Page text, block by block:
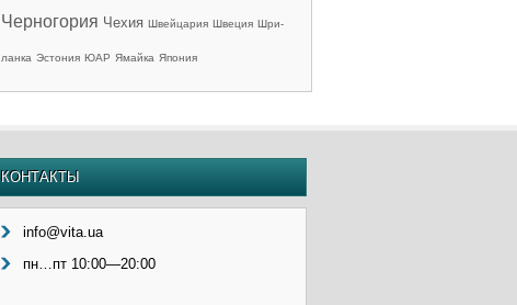
Черногория Чехия Швейцария Швеция Шри-
ланка Эстония ЮАР Ямайка Япония
КОНТАКТЫ
info@vita.ua
пн…пт 10:00—20:00